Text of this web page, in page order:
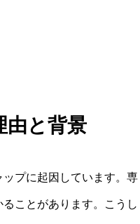
由と背景
プに起因しています。専
ことがあります。こうし